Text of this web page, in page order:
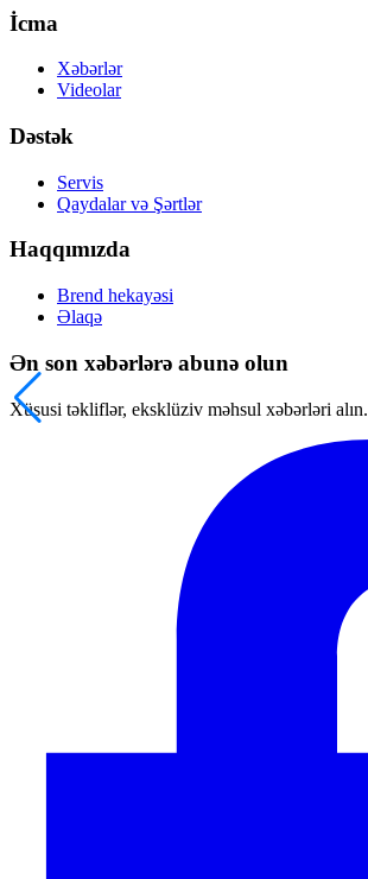
İcma
Xəbərlər
Videolar
Dəstək
Servis
Qaydalar və Şərtlər
Haqqımızda
Brend hekayəsi
Əlaqə
Ən son xəbərlərə abunə olun
Xüsusi təkliflər, eksklüziv məhsul xəbərləri alın.